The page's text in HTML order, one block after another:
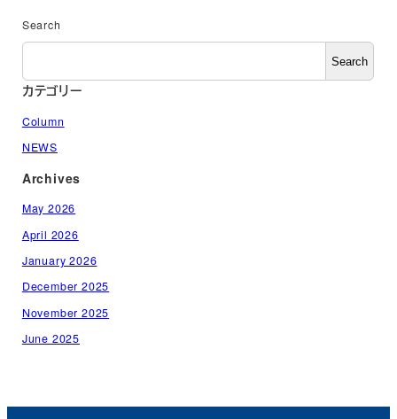
Search
Search
カテゴリー
Column
NEWS
Archives
May 2026
April 2026
January 2026
December 2025
November 2025
June 2025